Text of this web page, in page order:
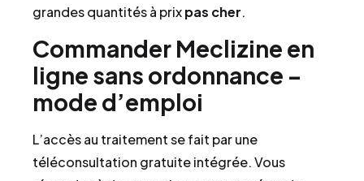
grandes quantités à prixpas cher.
Commander Meclizine en
ligne sans ordonnance –
mode d’emploi
L’accès au traitement se fait par une
téléconsultation gratuite intégrée. Vous